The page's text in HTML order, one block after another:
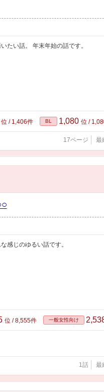
たい話。 年末年始の話です。
位 / 1,406件 BL 1,080 位 /
17ページ 最
感じのゆるい話です。
位 / 8,555件 一般女性向け
1話 最